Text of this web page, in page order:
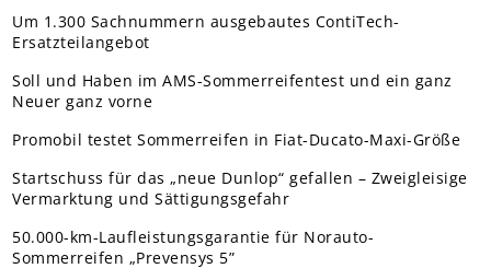
Um 1.300 Sachnummern ausgebautes ContiTech-
Ersatzteilangebot
Soll und Haben im AMS-Sommerreifentest und ein ganz
Neuer ganz vorne
Promobil testet Sommerreifen in Fiat-Ducato-Maxi-Größe
Startschuss für das „neue Dunlop“ gefallen – Zweigleisige
Vermarktung und Sättigungsgefahr
50.000-km-Laufleistungsgarantie für Norauto-
Sommerreifen „Prevensys 5”